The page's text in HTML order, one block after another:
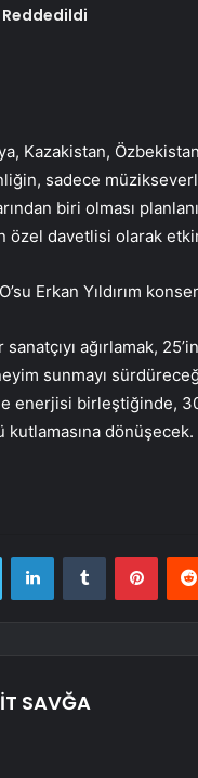
Reddedildi
Kazakistan,
sadece
biri olması
özel davetlisi olarak
Erkan Yıldırım
ağırlamak,
sunmayı
enerjisi birleştiğinde,
kutlamasına
Twitter LinkedInTumblr
SAVĞA